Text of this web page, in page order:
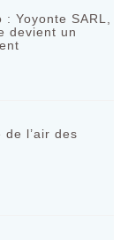
Yoyonte SARL,
devient un
l’air des